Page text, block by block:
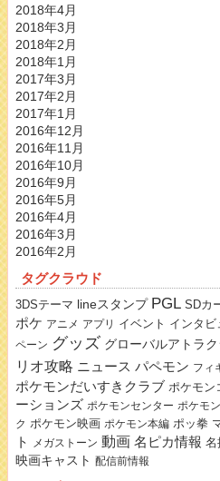
2018年4月
2018年3月
2018年2月
2018年1月
2017年3月
2017年2月
2017年1月
2016年12月
2016年11月
2016年10月
2016年9月
2016年5月
2016年4月
2016年3月
2016年2月
タグクラウド
3DSテーマ lineスタンプ PGL SDカ
ポケ アニメ アプリ イベント インタビ
ペーン グッズ グローバルアトラ
リオ攻略 ニュース パペモン フィ
ポケモンだいすきクラブ ポケモン
ーションズ ポケモンセンター ポケモ
ク ポケモン映画 ポケモン本編 ポッ拳
ト
メガストーン 動画 名ピカ情報 名
映画キャスト 配信前情報